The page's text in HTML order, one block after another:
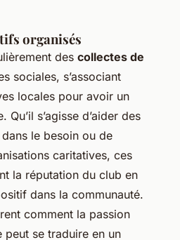
organisés
des collectes de
sociales, s’associant
locales pour avoir un
s’agisse d’aider des
le besoin ou de
caritatives, ces
la réputation du club en
dans la communauté.
comment la passion
se traduire en un